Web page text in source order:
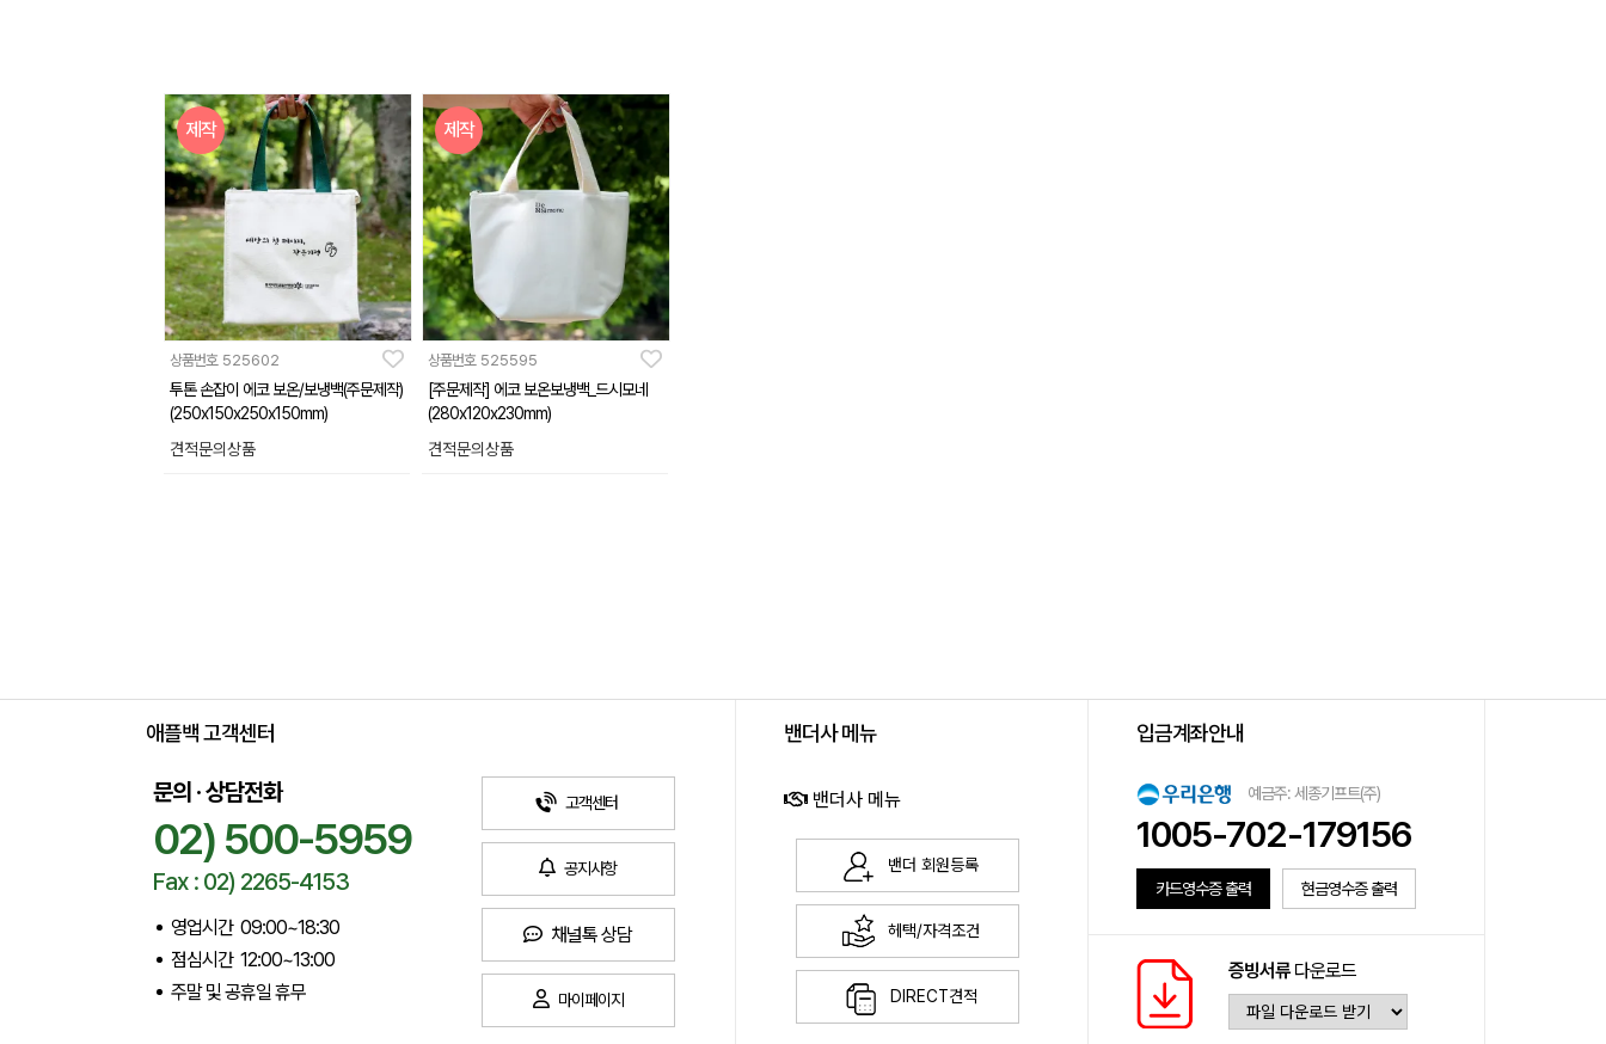
제작
상품번호 525602
투톤 손잡이 에코 보온/보냉백(주문제작)
(250x150x250x150mm)
견적문의상품
제작
상품번호 525595
[주문제작] 에코 보온보냉백_드시모네
(280x120x230mm)
견적문의상품
애플백 고객센터 밴더사 메뉴 입금계좌안내
문의 · 상담전화
02) 500-5959
Fax : 02) 2265-4153
영업시간 09:00~18:30
점심시간 12:00~13:00
주말 및 공휴일 휴무
고객센터
공지사항
채널톡 상담
마이페이지
밴더사 메뉴
밴더 회원등록
헤택/자격조건
DIRECT견적
예금주: 세종기프트(주)
1005-702-179156
카드영수증 출력 현금영수증 출력
증빙서류다운로드